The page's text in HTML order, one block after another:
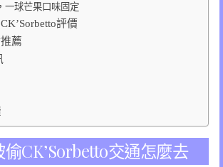
一球芒果口味固定
評價
薦
CK’Sorbetto交通怎麼去